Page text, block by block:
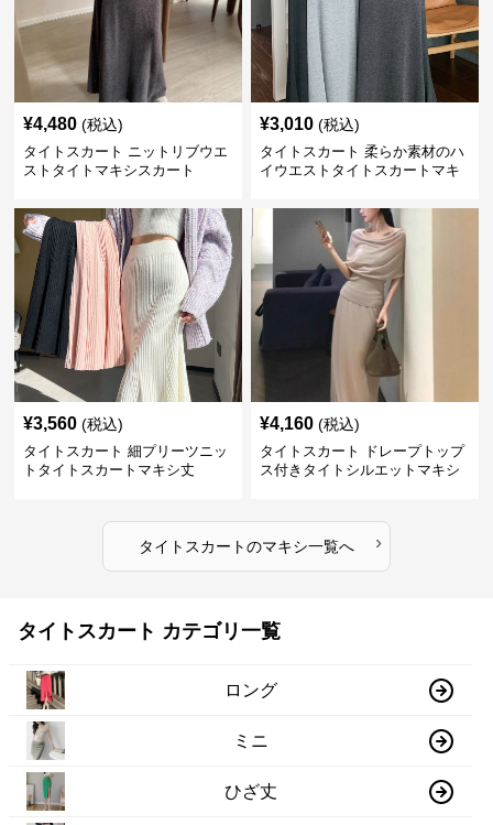
¥4,480 (税込)
タイトスカート ニットリブウエ
ストタイトマキシスカート
¥3,010 (税込)
タイトスカート 柔らか素材のハ
イウエストタイトスカートマキ
¥3,560 (税込)
タイトスカート 細プリーツニッ
トタイトスカートマキシ丈
¥4,160 (税込)
タイトスカート ドレープトップ
ス付きタイトシルエットマキシ
タイトスカートのマキシ一覧へ ›
タイトスカート カテゴリ一覧
ロング
ミニ
ひざ丈